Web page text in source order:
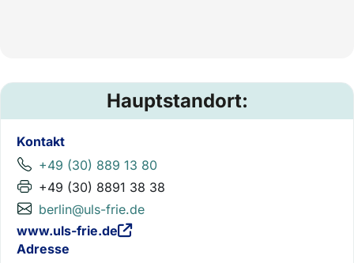
Hauptstandort:
Kontakt
+49 (30) 889 13 80
+49 (30) 8891 38 38
berlin@uls-frie.de
www.uls-frie.de
Adresse